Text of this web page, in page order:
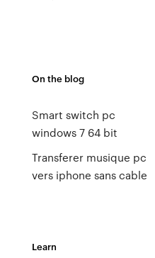
On the blog
Smart switch pc
windows 7 64 bit
Transferer musique pc
vers iphone sans cable
Learn